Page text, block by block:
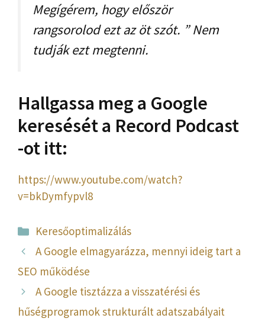
Megígérem, hogy először
rangsorolod ezt az öt szót. ” Nem
tudják ezt megtenni.
Hallgassa meg a Google
keresését a Record Podcast
-ot itt:
https://www.youtube.com/watch?
v=bkDymfypvl8
Kategória
Keresőoptimalizálás
A Google elmagyarázza, mennyi ideig tart a
SEO működése
A Google tisztázza a visszatérési és
hűségprogramok strukturált adatszabályait